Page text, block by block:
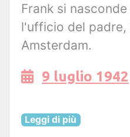
Frank si
l'ufficio del padre,
Amsterdam.
9 luglio 1942
Leggi di più